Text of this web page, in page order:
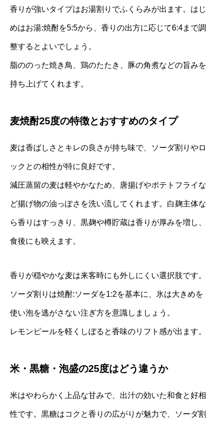
香りが強いタイプはお湯割りでふくらみが出ます。はじ
めはお湯:焼酎を5:5から、香りの出方に応じて6:4まで調
整するとよいでしょう。
脂ののった焼き鳥、鶏のたたき、豚の角煮などの旨みを
持ち上げてくれます。
麦焼酎25度の特徴とおすすめのタイプ
麦は香ばしさとキレの良さが持ち味で、ソーダ割りやロ
ックとの相性が特に良好です。
減圧蒸留の麦は軽やかなため、唐揚げやポテトフライな
ど揚げ物の油っぽさを洗い流してくれます。白麹主体な
ら香りはすっきり、黒麹や樽貯蔵は香りが厚みを増し、
食後にも映えます。
香りが穏やかな麦は来客時にも外しにくい選択肢です。
ソーダ割りは焼酎:ソーダを1:2を基本に、氷は大きめを
使い泡を逃がさない注ぎ方を意識しましょう。
レモンピールを軽くしぼると香味のリフト感が出ます。
米・黒糖・泡盛の25度はどう違うか
米はやわらかく上品な甘みで、出汁の効いた和食と好相
性です。黒糖はコクと香りの広がりが魅力で、ソーダ割